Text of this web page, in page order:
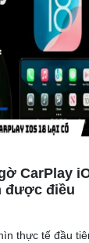
gồm
áp, mặc dù
CarPlay
được điều
thực tế đầu